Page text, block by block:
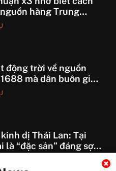
động trời về nguồn
mà dân buôn giấu
dị Thái Lan: Tại
là “đặc sản” đáng sợ
giới?
lý do Backcom XM là
số 1 cho trader Việt